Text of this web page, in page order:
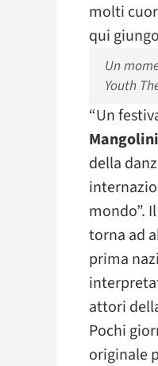
molti
qui
Un
Youth
“Un
Mangolini
della
mondo”.
torna ad
prima
attori
Pochi
originale